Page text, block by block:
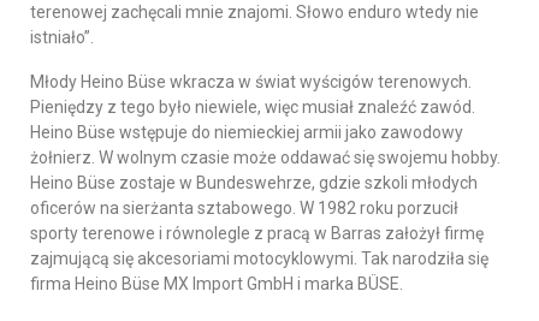
terenowej zachęcali mnie znajomi. Słowo enduro wtedy nie
istniało”.
Młody Heino Büse wkracza w świat wyścigów terenowych.
Pieniędzy z tego było niewiele, więc musiał znaleźć zawód.
Heino Büse wstępuje do niemieckiej armii jako zawodowy
żołnierz. W wolnym czasie może oddawać się swojemu hobby.
Heino Büse zostaje w Bundeswehrze, gdzie szkoli młodych
oficerów na sierżanta sztabowego. W 1982 roku porzucił
sporty terenowe i równolegle z pracą w Barras założył firmę
zajmującą się akcesoriami motocyklowymi. Tak narodziła się
firma Heino Büse MX Import GmbH i marka BÜSE.